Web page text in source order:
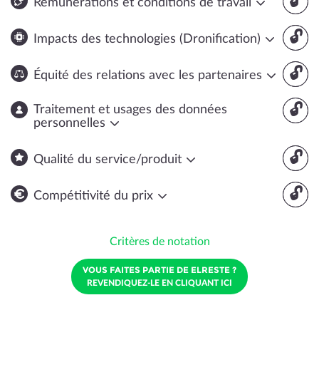
Rémunérations et conditions de travail
🔓
Impacts des technologies (Dronification)
🔓
Équité des relations avec les partenaires
🔓
Traitement et usages des données
personnelles
🔓
Qualité du service/produit
🔓
Compétitivité du prix
Critères de notation
VOUS FAITES PARTIE DE ELRESTE ?
REVENDIQUEZ-LE EN CLIQUANT ICI